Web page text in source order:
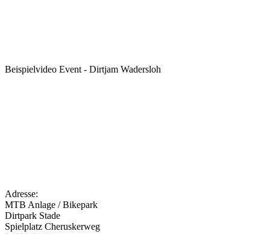
Beispielvideo Event - Dirtjam Wadersloh
Adresse:
MTB Anlage / Bikepark
Dirtpark Stade
Spielplatz Cheruskerweg